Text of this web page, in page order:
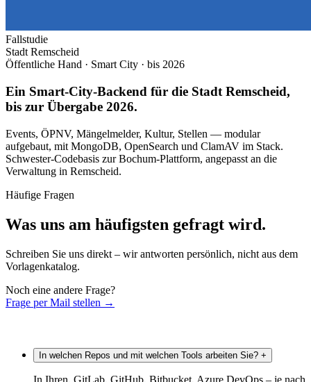
Fallstudie
Stadt Remscheid
Öffentliche Hand · Smart City · bis 2026
Ein Smart-City-Backend für die Stadt Remscheid,
bis zur Übergabe 2026.
Events, ÖPNV, Mängelmelder, Kultur, Stellen — modular
aufgebaut, mit MongoDB, OpenSearch und ClamAV im Stack.
Schwester-Codebasis zur Bochum-Plattform, angepasst an die
Verwaltung in Remscheid.
Häufige Fragen
Was uns am häufigsten gefragt wird.
Schreiben Sie uns direkt – wir antworten persönlich, nicht aus dem
Vorlagenkatalog.
Noch eine andere Frage?
Frage per Mail stellen →
In welchen Repos und mit welchen Tools arbeiten Sie? +
In Ihren. GitLab, GitHub, Bitbucket, Azure DevOps – je nach